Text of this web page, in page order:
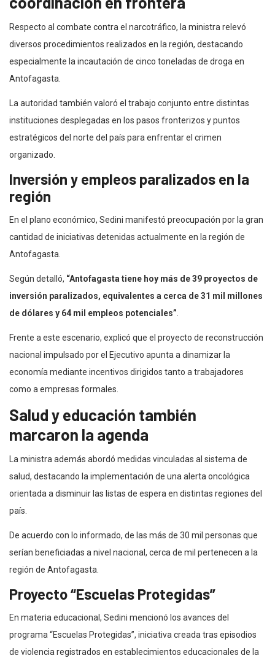
Respecto al combate contra el narcotráfico, la ministra relevó
diversos procedimientos realizados en la región, destacando
especialmente la incautación de cinco toneladas de droga en
Antofagasta.
La autoridad también valoró el trabajo conjunto entre distintas
instituciones desplegadas en los pasos fronterizos y puntos
estratégicos del norte del país para enfrentar el crimen
organizado.
Inversión y empleos paralizados en la
región
En el plano económico, Sedini manifestó preocupación por la gran
cantidad de iniciativas detenidas actualmente en la región de
Antofagasta.
Según detalló, “Antofagasta tiene hoy más de 39 proyectos de
inversión paralizados, equivalentes a cerca de 31 mil millones
de dólares y 64 mil empleos potenciales”.
Frente a este escenario, explicó que el proyecto de reconstrucción
nacional impulsado por el Ejecutivo apunta a dinamizar la
economía mediante incentivos dirigidos tanto a trabajadores
como a empresas formales.
Salud y educación también
marcaron la agenda
La ministra además abordó medidas vinculadas al sistema de
salud, destacando la implementación de una alerta oncológica
orientada a disminuir las listas de espera en distintas regiones del
país.
De acuerdo con lo informado, de las más de 30 mil personas que
serían beneficiadas a nivel nacional, cerca de mil pertenecen a la
región de Antofagasta.
Proyecto “Escuelas Protegidas”
En materia educacional, Sedini mencionó los avances del
programa “Escuelas Protegidas”, iniciativa creada tras episodios
de violencia registrados en establecimientos educacionales de la